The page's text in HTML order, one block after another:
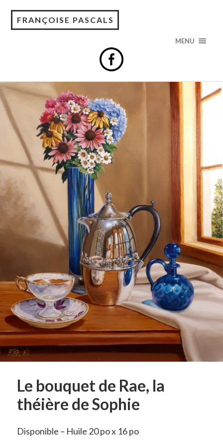
FRANÇOISE PASCALS
MENU
Le bouquet de Rae, la
théière de Sophie
Disponible – Huile 20 po x 16 po